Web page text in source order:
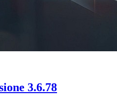
3.6.78